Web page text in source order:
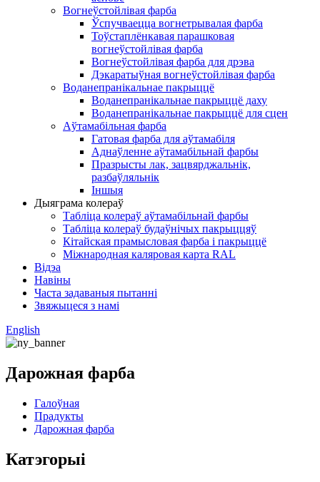
Вогнеўстойлівая фарба
Ўспучваецца вогнетрывалая фарба
Тоўстаплёнкавая парашковая
вогнеўстойлівая фарба
Вогнеўстойлівая фарба для дрэва
Дэкаратыўная вогнеўстойлівая фарба
Воданепранікальнае пакрыццё
Воданепранікальнае пакрыццё даху
Воданепранікальнае пакрыццё для сцен
Аўтамабільная фарба
Гатовая фарба для аўтамабіля
Аднаўленне аўтамабільнай фарбы
Празрысты лак, зацвярджальнік,
разбаўляльнік
Іншыя
Дыяграма колераў
Табліца колераў аўтамабільнай фарбы
Табліца колераў будаўнічых пакрыццяў
Кітайская прамысловая фарба і пакрыццё
Міжнародная каляровая карта RAL
Відэа
Навіны
Часта задаваныя пытанні
Звяжыцеся з намі
English
Дарожная фарба
Галоўная
Прадукты
Дарожная фарба
Катэгорыі